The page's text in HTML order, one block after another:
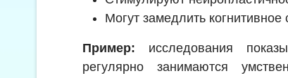
Могут замедлить когнитивное
Пример: исследования
регулярно занимаются